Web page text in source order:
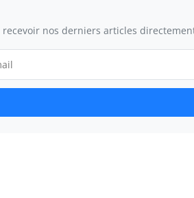
recevoir nos derniers articles